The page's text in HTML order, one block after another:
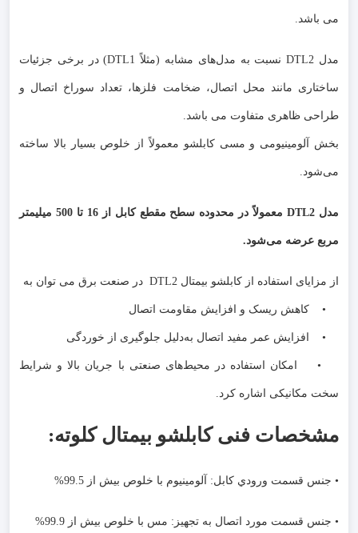
می باشد.
مدل DTL2 نسبت به مدل‌های مشابه (مثلاً DTL1) در برخی جزئیات
ساختاری مانند محل اتصال، ضخامت فلزها، تعداد سوراخ اتصال و
طراحی ظاهری متفاوت می باشد.
بخش آلومینیومی و مسی کابلشو معمولاً از خلوص بسیار بالا ساخته
می‌شود.
مدل DTL2 معمولاً در محدوده سطح مقطع کابل از 16 تا 500 میلیمتر
مربع عرضه می‌شود.
از مزایای استفاده از کابلشو بیمتال DTL2 در صنعت برق می توان به
• کاهش ریسک و افزایش مقاومت اتصال
• افزایش عمر مفید اتصال به‌دلیل جلوگیری از خوردگی
• امکان استفاده در محیط‌های صنعتی با جریان بالا و شرایط
سخت مکانیکی اشاره کرد.
مشخصات فنی کابلشو بیمتال کلوته:
• جنس قسمت ورودي کابل: آلومينيوم با خلوص بيش از 99.5%
• جنس قسمت مورد اتصال به تجهيز: مس با خلوص بيش از 99.9%